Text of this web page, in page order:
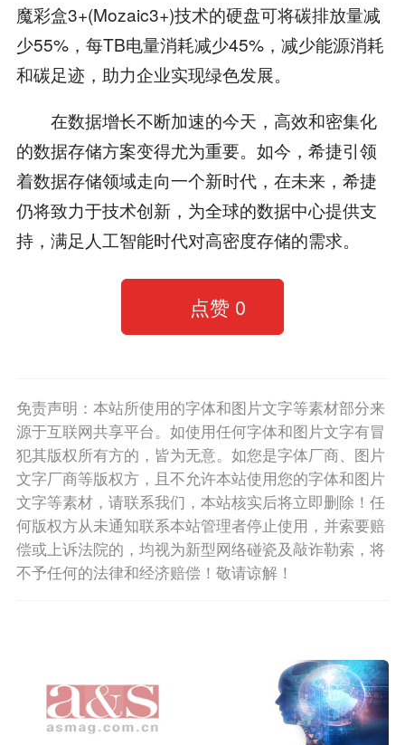
魔彩盒3+(Mozaic3+)技术的硬盘可将碳排放量减
少55%，每TB电量消耗减少45%，减少能源消耗
和碳足迹，助力企业实现绿色发展。
在数据增长不断加速的今天，高效和密集化
的数据存储方案变得尤为重要。如今，希捷引领
着数据存储领域走向一个新时代，在未来，希捷
仍将致力于技术创新，为全球的数据中心提供支
持，满足人工智能时代对高密度存储的需求。
点赞 0
免责声明：本站所使用的字体和图片文字等素材部分来
源于互联网共享平台。如使用任何字体和图片文字有冒
犯其版权所有方的，皆为无意。如您是字体厂商、图片
文字厂商等版权方，且不允许本站使用您的字体和图片
文字等素材，请联系我们，本站核实后将立即删除！任
何版权方从未通知联系本站管理者停止使用，并索要赔
偿或上诉法院的，均视为新型网络碰瓷及敲诈勒索，将
不予任何的法律和经济赔偿！敬请谅解！